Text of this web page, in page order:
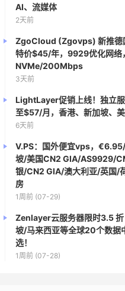
AI、流媒体
2天前
ZgoCloud (Zgovps) 新推德
特价$45/年，9929优化网络
NVMe/200Mbps
3天前
LightLayer促销上线！独立
至$57/月，香港、新加坡、
6天前
V.PS：国外便宜vps，
坡/美国CN2 GIA/AS9929/
银/CN2 GIA/澳大利亚/英国/
房
1周前 (07-29)
Zenlayer云服务器限时3.5
坡/马来西亚等全球20个数据
选！
1周前 (07-28)